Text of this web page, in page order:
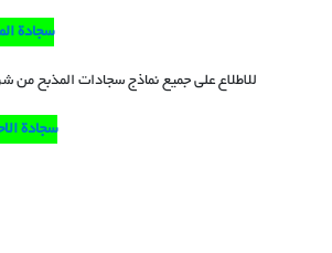
سجادة
للاطلاع على جميع نماذج سجادات المذبح من
سجادة